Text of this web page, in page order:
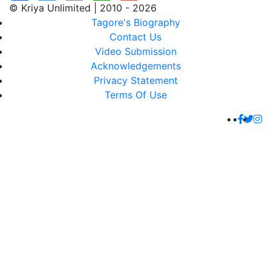
© Kriya Unlimited | 2010 - 2026
Tagore's Biography
Contact Us
Video Submission
Acknowledgements
Privacy Statement
Terms Of Use